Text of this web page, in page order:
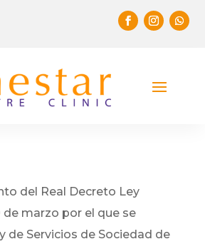
del Real Decreto Ley
de marzo por el que se
de Servicios de Sociedad de